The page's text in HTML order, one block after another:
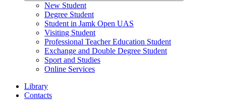
New Student
Degree Student
Student in Jamk Open UAS
Visiting Student
Professional Teacher Education Student
Exchange and Double Degree Student
Sport and Studies
Online Services
Library
Contacts